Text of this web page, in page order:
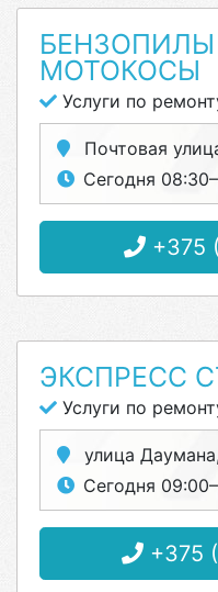
МОТОКОСЫ
Услуги по
Почтовая
Сегодня
+375
ЭКСПРЕСС
Услуги по
улица
Сегодня
+375